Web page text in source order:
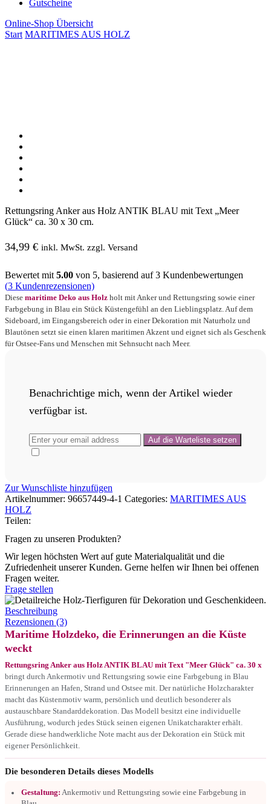
Gutscheine
Online-Shop Übersicht
Start MARITIMES AUS HOLZ
Rettungsring Anker aus Holz ANTIK BLAU mit Text „Meer
Glück“ ca. 30 x 30 cm.
34,99 € inkl. MwSt. zzgl. Versand
Bewertet mit 5.00 von 5, basierend auf3 Kundenbewertungen
(3 Kundenrezensionen)
Diese maritime Deko aus Holz holt mit Anker und Rettungsring sowie einer
Farbgebung in Blau ein Stück Küstengefühl an den Lieblingsplatz. Auf dem
Sideboard, im Eingangsbereich oder in einer Dekoration mit Naturholz und
Blautönen setzt sie einen klaren maritimen Akzent und eignet sich als Geschenk
für Ostsee-Fans und Menschen mit Sehnsucht nach Meer.
Benachrichtige mich, wenn der Artikel wieder
verfügbar ist.
Zur Wunschliste hinzufügen
Artikelnummer: 96657449-4-1 Categories: MARITIMES AUS
HOLZ
Teilen:
Fragen zu unseren Produkten?
Wir legen höchsten Wert auf gute Materialqualität und die
Zufriedenheit unserer Kunden. Gerne helfen wir Ihnen bei offenen
Fragen weiter.
Frage stellen
Beschreibung
Rezensionen (3)
Maritime Holzdeko, die Erinnerungen an die Küste
weckt
Rettungsring Anker aus Holz ANTIK BLAU mit Text "Meer Glück" ca. 30 x
bringt durch Ankermotiv und Rettungsring sowie eine Farbgebung in Blau
Erinnerungen an Hafen, Strand und Ostsee mit. Der natürliche Holzcharakter
macht das Küstenmotiv warm, persönlich und deutlich besonderer als
austauschbare Standarddekoration. Das Modell besitzt eine individuelle
Ausführung, wodurch jedes Stück seinen eigenen Unikatcharakter erhält.
Gerade diese handwerkliche Note macht aus der Dekoration ein Stück mit
eigener Persönlichkeit.
Die besonderen Details dieses Modells
Gestaltung: Ankermotiv und Rettungsring sowie eine Farbgebung in